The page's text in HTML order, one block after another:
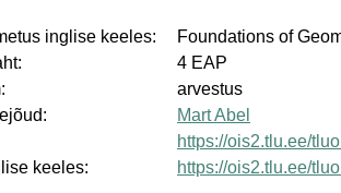
inglise keeles:
Foundations of
4 EAP
arvestus
Mart Abel
https://ois2.tlu.ee/
keeles:
https://ois2.tlu.ee/